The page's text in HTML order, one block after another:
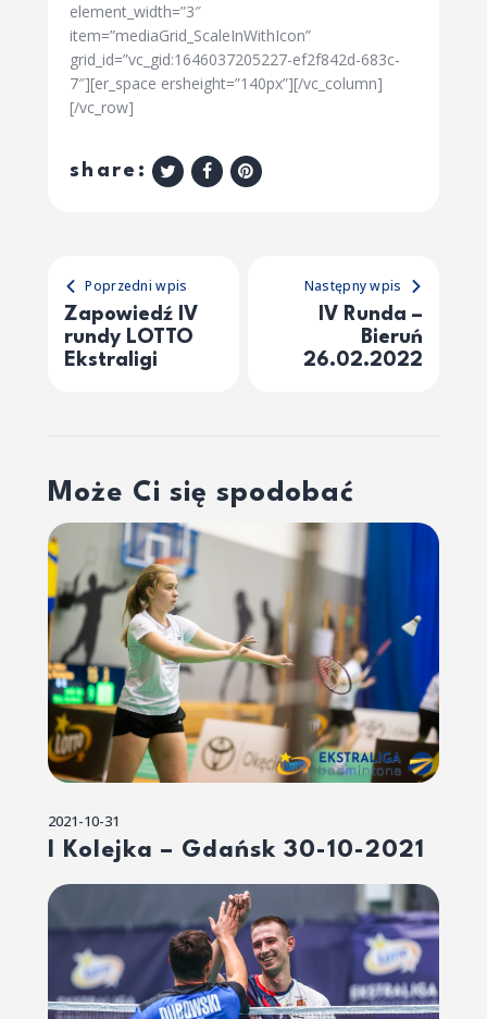
element_width=”3″
item=”mediaGrid_ScaleInWithIcon”
grid_id=”vc_gid:1646037205227-ef2f842d-683c-
7″][er_space ersheight=”140px”][/vc_column]
[/vc_row]
share:
Poprzedni wpis
Zapowiedź IV
rundy LOTTO
Ekstraligi
Następny wpis
IV Runda –
Bieruń
26.02.2022
Może Ci się spodobać
2021-10-31
I Kolejka – Gdańsk 30-10-2021